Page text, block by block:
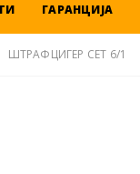
ГАРАНЦИЈА
ШТРАФЦИГЕР СЕТ 6/1